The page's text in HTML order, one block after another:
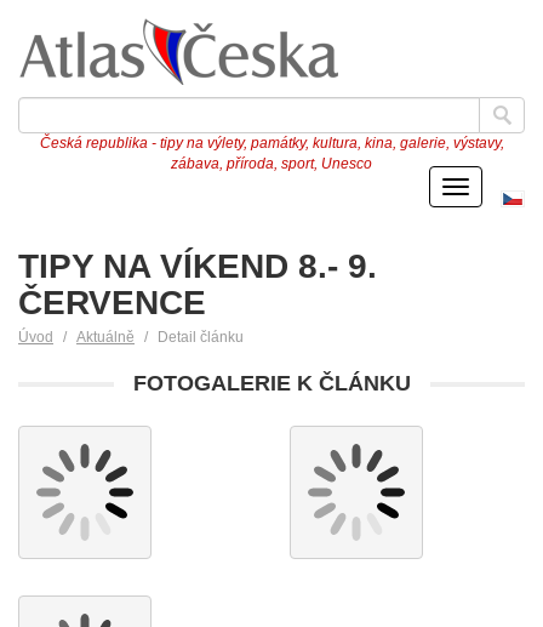
Česká republika - tipy na výlety, památky, kultura, kina, galerie, výstavy,
zábava, příroda, sport, Unesco
Menu
TIPY NA VÍKEND 8.- 9.
ČERVENCE
Úvod Aktuálně Detail článku
FOTOGALERIE K ČLÁNKU